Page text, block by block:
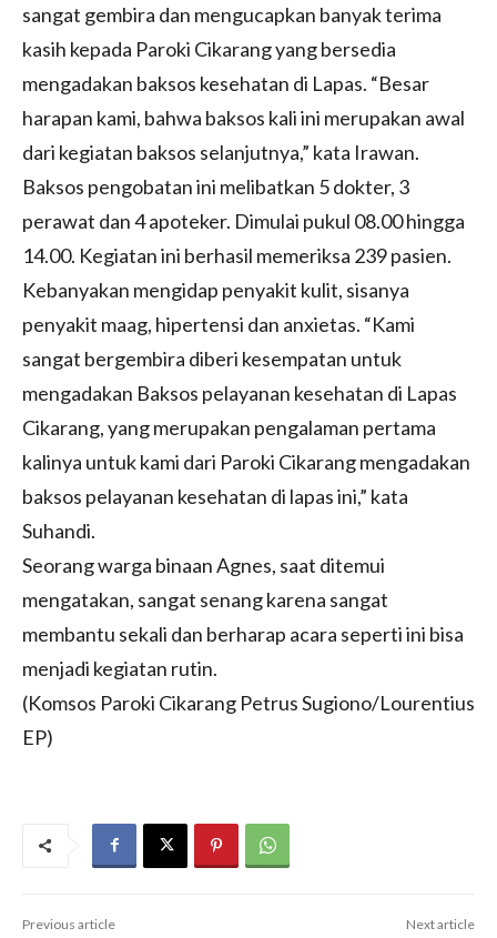
sangat gembira dan mengucapkan banyak terima
kasih kepada Paroki Cikarang yang bersedia
mengadakan baksos kesehatan di Lapas. “Besar
harapan kami, bahwa baksos kali ini merupakan awal
dari kegiatan baksos selanjutnya,” kata Irawan.
Baksos pengobatan ini melibatkan 5 dokter, 3
perawat dan 4 apoteker. Dimulai pukul 08.00 hingga
14.00. Kegiatan ini berhasil memeriksa 239 pasien.
Kebanyakan mengidap penyakit kulit, sisanya
penyakit maag, hipertensi dan anxietas. “Kami
sangat bergembira diberi kesempatan untuk
mengadakan Baksos pelayanan kesehatan di Lapas
Cikarang, yang merupakan pengalaman pertama
kalinya untuk kami dari Paroki Cikarang mengadakan
baksos pelayanan kesehatan di lapas ini,” kata
Suhandi.
Seorang warga binaan Agnes, saat ditemui
mengatakan, sangat senang karena sangat
membantu sekali dan berharap acara seperti ini bisa
menjadi kegiatan rutin.
(Komsos Paroki Cikarang Petrus Sugiono/Lourentius
EP)
Previous article Next article